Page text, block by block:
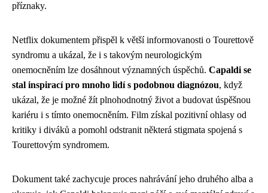
příznaky.
Netflix dokumentem přispěl k větší informovanosti o Tourettově
syndromu a ukázal, že i s takovým neurologickým
onemocněním lze dosáhnout významných úspěchů. Capaldi se
stal inspirací pro mnoho lidí s podobnou diagnózou, když
ukázal, že je možné žít plnohodnotný život a budovat úspěšnou
kariéru i s tímto onemocněním. Film získal pozitivní ohlasy od
kritiky i diváků a pomohl odstranit některá stigmata spojená s
Tourettovým syndromem.
Dokument také zachycuje proces nahrávání jeho druhého alba a